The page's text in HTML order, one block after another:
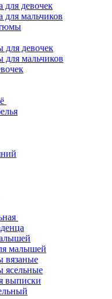
для девочек
для мальчиков
девочек
мальчиков
малышей
вязаные
ясельные
выписки